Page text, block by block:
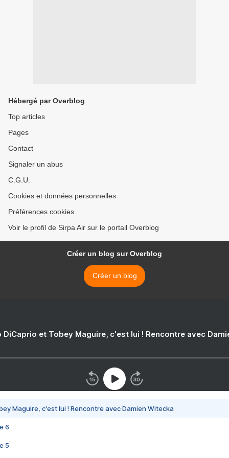
Hébergé par Overblog
Top articles
Pages
Contact
Signaler un abus
C.G.U.
Cookies et données personnelles
Préférences cookies
Voir le profil de Sirpa Air sur le portail Overblog
Créer un blog sur Overblog
Créer un blog
DiCaprio et Tobey Maguire, c'est lui ! Rencontre avec
Maguire, c'est lui ! Rencontre avec Damien Witecka
6
5